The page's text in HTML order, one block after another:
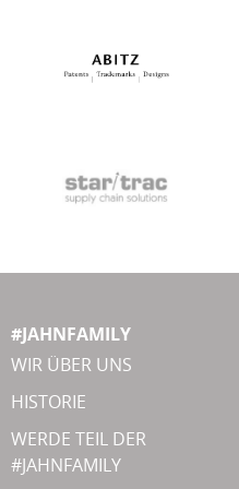
#JAHNFAMILY
WIR ÜBER UNS
HISTORIE
WERDE TEIL DER
#JAHNFAMILY